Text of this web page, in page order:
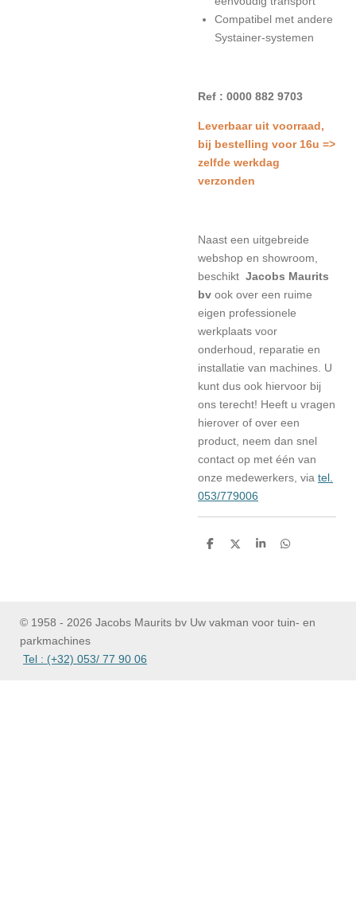
Compatibel met andere
Systainer-systemen
Ref : 0000 882 9703
Leverbaar uit voorraad,
bij bestelling voor 16u =>
zelfde werkdag
verzonden
Naast een uitgebreide
webshop en showroom,
beschikt Jacobs Maurits
bv ook over een ruime
eigen professionele
werkplaats voor
onderhoud, reparatie en
installatie van machines. U
kunt dus ook hiervoor bij
ons terecht! Heeft u vragen
hierover of over een
product, neem dan snel
contact op met één van
onze medewerkers, via tel.
053/779006
D
D
S
D
© 1958 - 2026 Jacobs Maurits bv Uw vakman voor tuin- en
parkmachines
Tel : (+32) 053/ 77 90 06